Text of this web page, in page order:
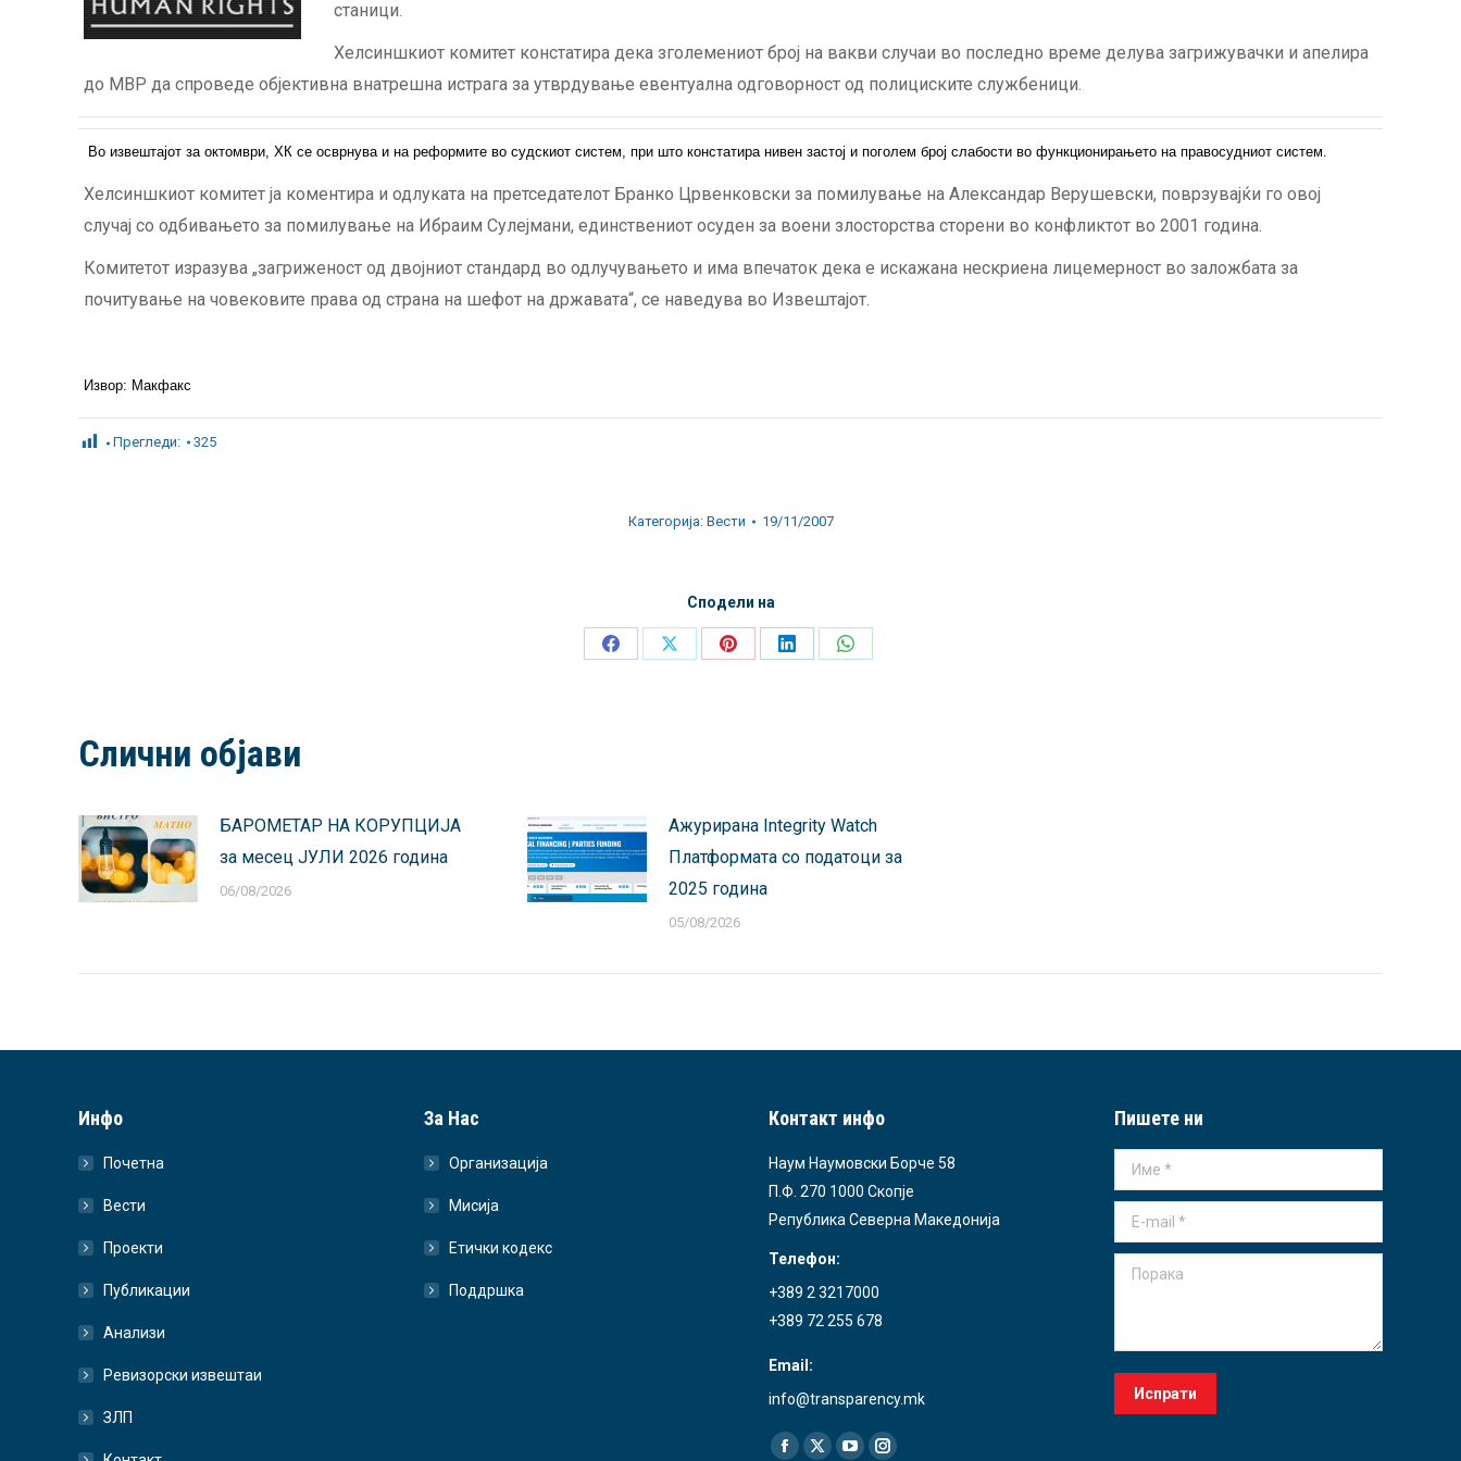
станици.
Хелсиншкиот комитет констатира дека зголемениот број на вакви случаи во последно време делува загрижувачки и апелира
до МВР да спроведе објективна внатрешна истрага за утврдување евентуална одговорност од полициските службеници.
Во извештајот за октомври, ХК се осврнува и на реформите во судскиот систем, при што констатира нивен застој и поголем број слабости во функционирањето на правосудниот систем.
Хелсиншкиот комитет ја коментира и одлуката на претседателот Бранко Црвенковски за помилување на Александар Верушевски, поврзувајќи го овој
случај со одбивањето за помилување на Ибраим Сулејмани, единствениот осуден за воени злосторства сторени во конфликтот во 2001 година.
Комитетот изразува „загриженост од двојниот стандард во одлучувањето и има впечаток дека е искажана нескриена лицемерност во заложбата за
почитување на човековите права од страна на шефот на државата“, се наведува во Извештајот.
Извор: Макфакс
Прегледи: 325
Категорија: Вести 19/11/2007
Сподели на
Share
Share
Share
Share
Share
Слични објави
БАРОМЕТАР НА КОРУПЦИЈА
за месец ЈУЛИ 2026 година
06/08/2026
Ажурирана Integrity Watch
Платформата со податоци за
2025 година
05/08/2026
Инфо
Почетна
Вести
Проекти
Публикации
Анализи
Ревизорски извештаи
ЗЛП
За Нас
Организација
Мисија
Етички кодекс
Поддршка
Контакт инфо
Наум Наумовски Борче 58
П.Ф. 270 1000 Скопје
Република Северна Македонија
Телефон:
+389 2 3217000
+389 72 255 678
Email:
info@transparency.mk
Find us on:
Пишете ни
Име *
E-mail *
Порака
Испрати